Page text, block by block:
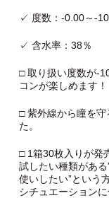
✓ 度数：-0.00～-
✓ 含水率：38％
□ 取り扱い度数が-
コンが楽しめます！
□ 紫外線から瞳を
た。
□ 1箱30枚入りが発
試したい種類があ
使いしたい”という
シチュエーション